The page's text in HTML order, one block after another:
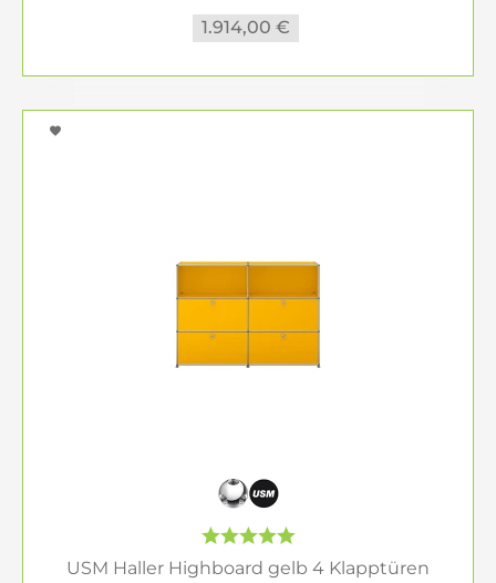
1.914,00 €
USM Haller Highboard gelb 4 Klapptüren